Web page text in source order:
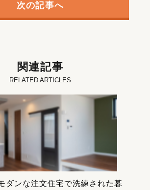
次の記事へ
関連記事
RELATED ARTICLES
ダンな注文住宅で洗練された暮